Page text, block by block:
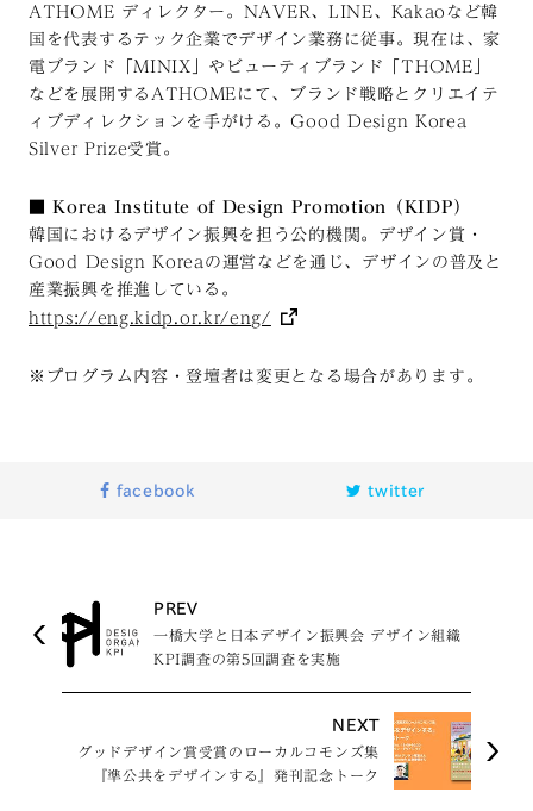
ATHOME ディレクター。NAVER、LINE、Kakaoなど韓
国を代表するテック企業でデザイン業務に従事。現在は、家
電ブランド「MINIX」やビューティブランド「THOME」
などを展開するATHOMEにて、ブランド戦略とクリエイテ
ィブディレクションを手がける。Good Design Korea
Silver Prize受賞。
Korea Institute of Design Promotion（KIDP）
韓国におけるデザイン振興を担う公的機関。デザイン賞・
Good Design Koreaの運営などを通じ、デザインの普及と
産業振興を推進している。
https://eng.kidp.or.kr/eng/
※プログラム内容・登壇者は変更となる場合があります。
facebook twitter
PREV
一橋大学と日本デザイン振興会 デザイン組織
KPI調査の第5回調査を実施
NEXT
グッドデザイン賞受賞のローカルコモンズ集
『準公共をデザインする』発刊記念トーク